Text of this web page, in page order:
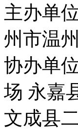
主办单
州市温
协办单
场 永嘉
文成县